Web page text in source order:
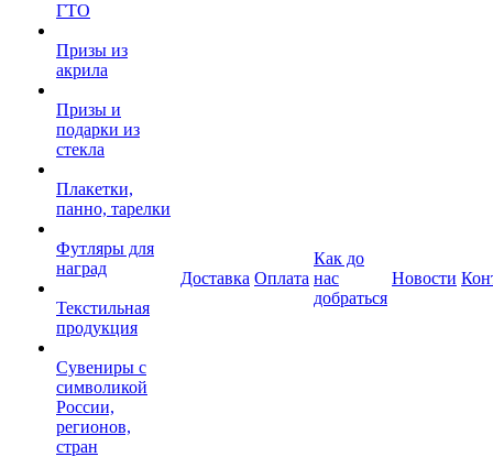
ГТО
Призы из
акрила
Призы и
подарки из
стекла
Плакетки,
панно, тарелки
Футляры для
наград
Текстильная
продукция
Сувениры с
символикой
России,
регионов,
стран
Доставка Оплата
Как до
нас
добраться
Новости